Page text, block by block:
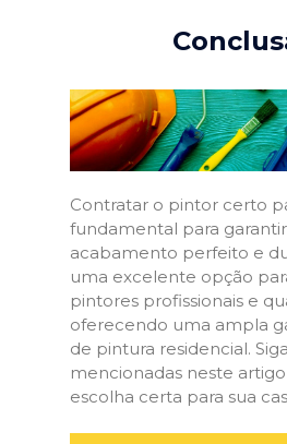
Contratar o pintor certo
fundamental para
acabamento perfeito e
uma excelente opção
pintores profissionais e
oferecendo uma ampla
de pintura residencial.
mencionadas neste artigo
escolha certa para sua